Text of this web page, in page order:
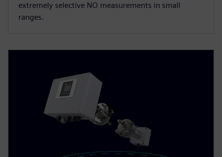
extremely selective NO measurements in small
ranges.